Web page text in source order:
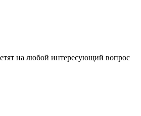
на любой интересующий вопрос